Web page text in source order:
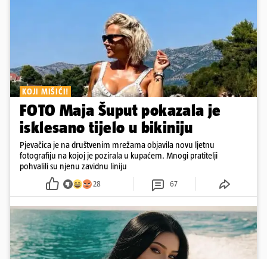
KOJI MIŠIĆI!
FOTO Maja Šuput pokazala je
isklesano tijelo u bikiniju
Pjevačica je na društvenim mrežama objavila novu ljetnu
fotografiju na kojoj je pozirala u kupaćem. Mnogi pratitelji
pohvalili su njenu zavidnu liniju
28 67